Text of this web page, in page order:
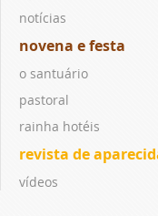
notícias
novena e festa
o santuário
pastoral
rainha hotéis
revista de
vídeos